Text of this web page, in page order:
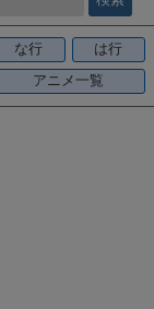
な行
は行
アニメ一覧